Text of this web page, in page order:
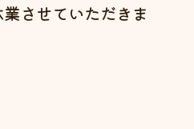
させていただきま